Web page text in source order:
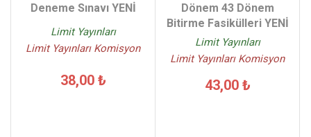
Deneme Sınavı YENİ
Limit Yayınları
Limit Yayınları Komisyon
38,00 ₺
Dönem 43 Dönem
Bitirme Fasikülleri YENİ
Limit Yayınları
Limit Yayınları Komisyon
43,00 ₺